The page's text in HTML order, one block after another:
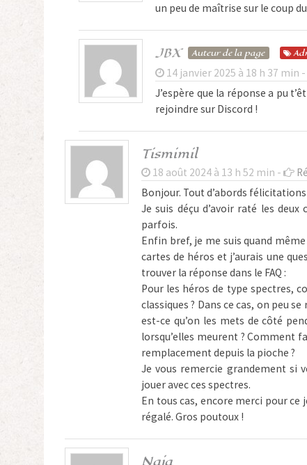
un peu de maîtrise sur le coup
JBX Auteur de la page
14 janvier 2025 à 18 h 37 min -
J’espère que la réponse a pu
rejoindre sur Discord !
Tismimil
18 août 2024 à 13 h 52 min -
Bonjour. Tout d’abords
Je suis déçu d’avoir raté les
parfois.
Enfin bref, je me suis quand
cartes de héros et j’aurais une
trouver la réponse dans le FAQ :
Pour les héros de type spectres,
classiques ? Dans ce cas, on peu
est-ce qu’on les mets de côté
lorsqu’elles meurent ? Comment
remplacement depuis la pioche ?
Je vous remercie grandement si
jouer avec ces spectres.
En tous cas, encore merci pour ce
régalé. Gros poutoux !